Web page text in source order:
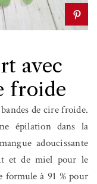
avec
froide
de cire froide.
épilation dans la
adoucissante
et de miel pour le
formule à 91 % pour